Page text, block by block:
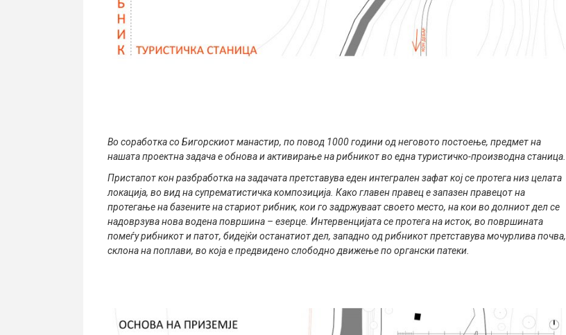
Во соработка со Бигорскиот манастир, по повод 1000 години од неговото постоење, предмет на
нашата проектна задача е обнова и активирање на рибникот во една туристичко-производна станица.
Пристапот кон разбработка на задачата претставува еден интегрален зафат кој се протега низ целата
локација, во вид на супрематистичка композиција. Како главен правец е запазен правецот на
протегање на базените на стариот рибник, кои го задржуваат своето место, на кои во долниот дел се
надоврзува нова водена површина – езерце. Интервенцијата се протега на исток, во површината
помеѓу рибникот и патот, бидејќи останатиот дел, западнo од рибникот претставува мочурлива почва,
склона на поплави, во која е предвидено слободно движење по органски патеки.